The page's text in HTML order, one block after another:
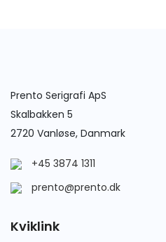
Prento Serigrafi ApS
Skalbakken 5
2720 Vanløse, Danmark
+45 3874 1311
prento@prento.dk
Kviklink